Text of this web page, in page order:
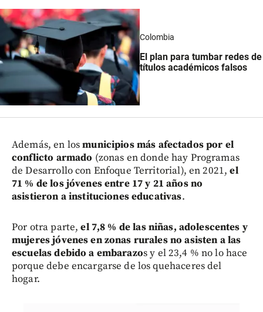
Colombia
El plan para tumbar redes de
títulos académicos falsos
Además, en losmunicipios más afectados por el
conflicto armado (zonas en donde hay Programas
de Desarrollo con Enfoque Territorial), en 2021,el
71 % de los jóvenes entre 17 y 21 años no
asistieron a instituciones educativas.
Por otra parte, el 7,8 % de las niñas, adolescentes y
mujeres jóvenes en zonas rurales no asisten a las
escuelas debido a embarazos y el 23,4 % no lo hace
porque debe encargarse de los quehaceres del
hogar.